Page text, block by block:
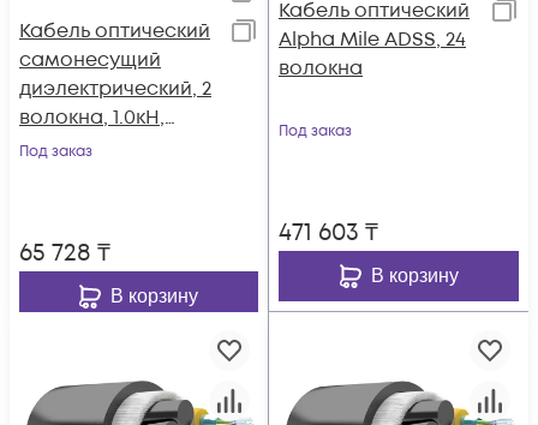
Кабель оптический
самонесущий
диэлектрический, 2
волокна, 1.0кН,
5.0мм, катушка 1км.
Под заказ
65 728 ₸
В корзину
Кабель оптический
Alpha Mile ADSS, 24
волокна
Под заказ
471 603 ₸
В корзину